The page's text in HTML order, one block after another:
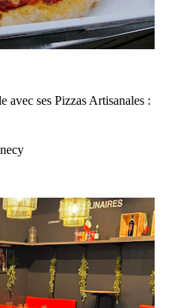
avec ses Pizzas Artisanales :